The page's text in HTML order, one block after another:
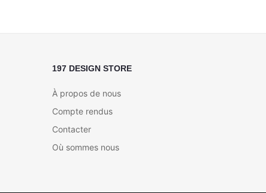
197 DESIGN STORE
À propos de nous
Compte rendus
Contacter
Où sommes nous